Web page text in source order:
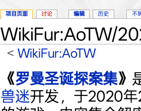
WikiFur:AoTW/
<WikiFur:AoTW
《罗曼圣诞探案集》
兽迷开发，于2020
项目页面 讨论 编辑 历史 不